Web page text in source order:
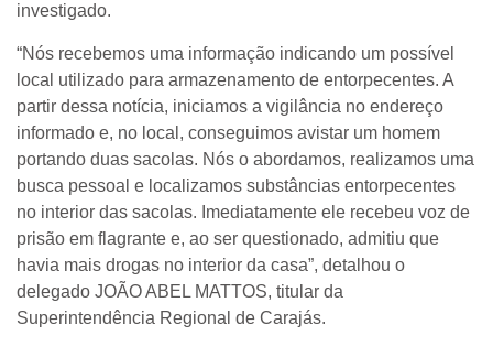
investigado.
“Nós recebemos uma informação indicando um possível
local utilizado para armazenamento de entorpecentes. A
partir dessa notícia, iniciamos a vigilância no endereço
informado e, no local, conseguimos avistar um homem
portando duas sacolas. Nós o abordamos, realizamos uma
busca pessoal e localizamos substâncias entorpecentes
no interior das sacolas. Imediatamente ele recebeu voz de
prisão em flagrante e, ao ser questionado, admitiu que
havia mais drogas no interior da casa”, detalhou o
delegado JOÃO ABEL MATTOS, titular da
Superintendência Regional de Carajás.